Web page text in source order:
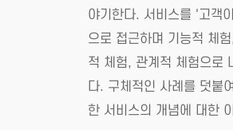
야기한다. 서비스를 '고객
으로 접근하며 기능적 체
적 체험, 관계적 체험으로
다. 구체적인 사례를 덧붙
한 서비스의 개념에 대한